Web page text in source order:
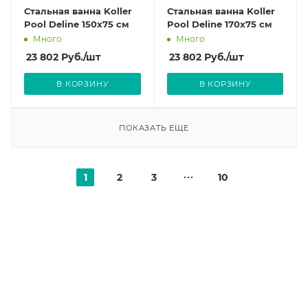
Стальная ванна Koller
Pool Deline 150x75 см
Много
23 802 Руб./шт
В КОРЗИНУ
Стальная ванна Koller
Pool Deline 170x75 см
Много
23 802Руб./шт
В КОРЗИНУ
ПОКАЗАТЬ ЕЩЕ
1 2 3 10